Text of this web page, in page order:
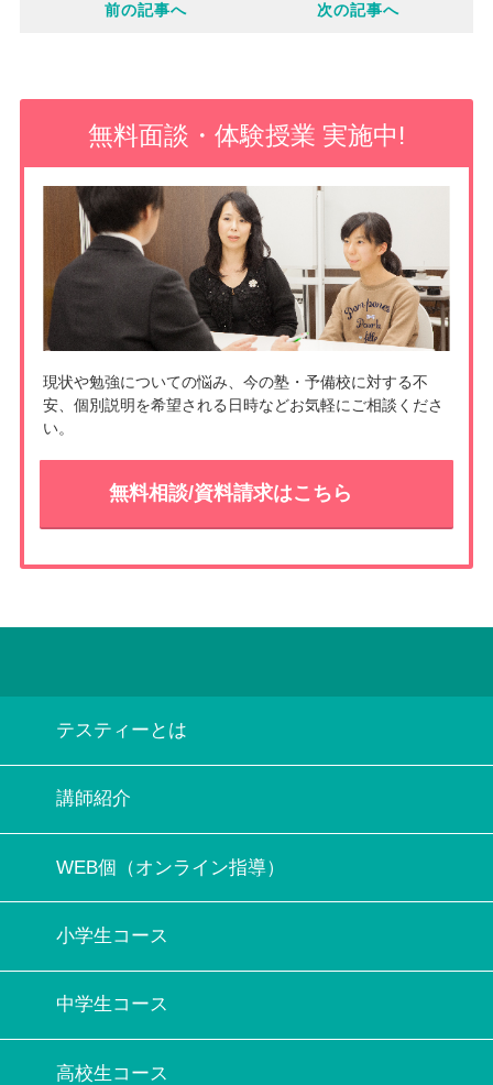
o
k
e
t
前の記事へ 次の記事へ
無料面談・体験授業 実施中!
現状や勉強についての悩み、今の塾・予備校に対する不
安、個別説明を希望される日時などお気軽にご相談くださ
い。
無料相談/資料請求はこちら
テスティーとは
講師紹介
WEB個（オンライン指導）
小学生コース
中学生コース
高校生コース